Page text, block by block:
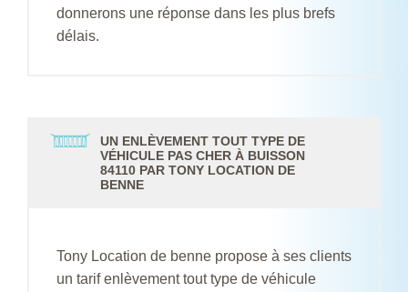
donnerons une réponse dans les plus brefs
délais.
UN ENLÈVEMENT TOUT TYPE DE
VÉHICULE PAS CHER À BUISSON
84110 PAR TONY LOCATION DE
BENNE
Tony Location de benne propose à ses clients
un tarif enlèvement tout type de véhicule